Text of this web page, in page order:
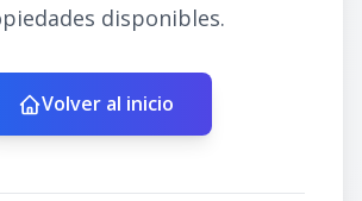
disponibles.
Volver al inicio